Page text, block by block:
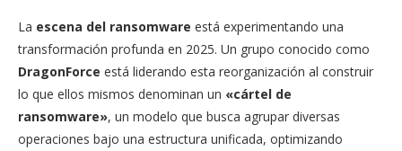
La escena del ransomware está experimentando una
transformación profunda en 2025. Un grupo conocido como
DragonForce está liderando esta reorganización al construir
lo que ellos mismos denominan un «cártel de
ransomware», un modelo que busca agrupar diversas
operaciones bajo una estructura unificada, optimizando